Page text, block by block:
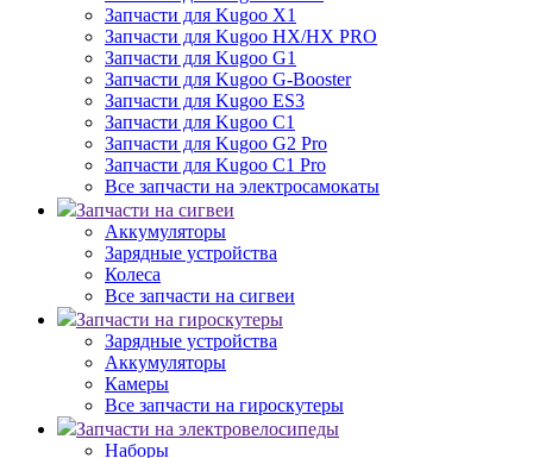
Запчасти для Kugoo X1
Запчасти для Kugoo HX/HX PRO
Запчасти для Kugoo G1
Запчасти для Kugoo G-Booster
Запчасти для Kugoo ES3
Запчасти для Kugoo C1
Запчасти для Kugoo G2 Pro
Запчасти для Kugoo C1 Pro
Все запчасти на электросамокаты
Запчасти на сигвеи
Аккумуляторы
Зарядные устройства
Колеса
Все запчасти на сигвеи
Запчасти на гироскутеры
Зарядные устройства
Аккумуляторы
Камеры
Все запчасти на гироскутеры
Запчасти на электровелосипеды
Наборы